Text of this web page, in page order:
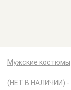
Мужские костюмы
(НЕТ В НАЛИЧИИ) -